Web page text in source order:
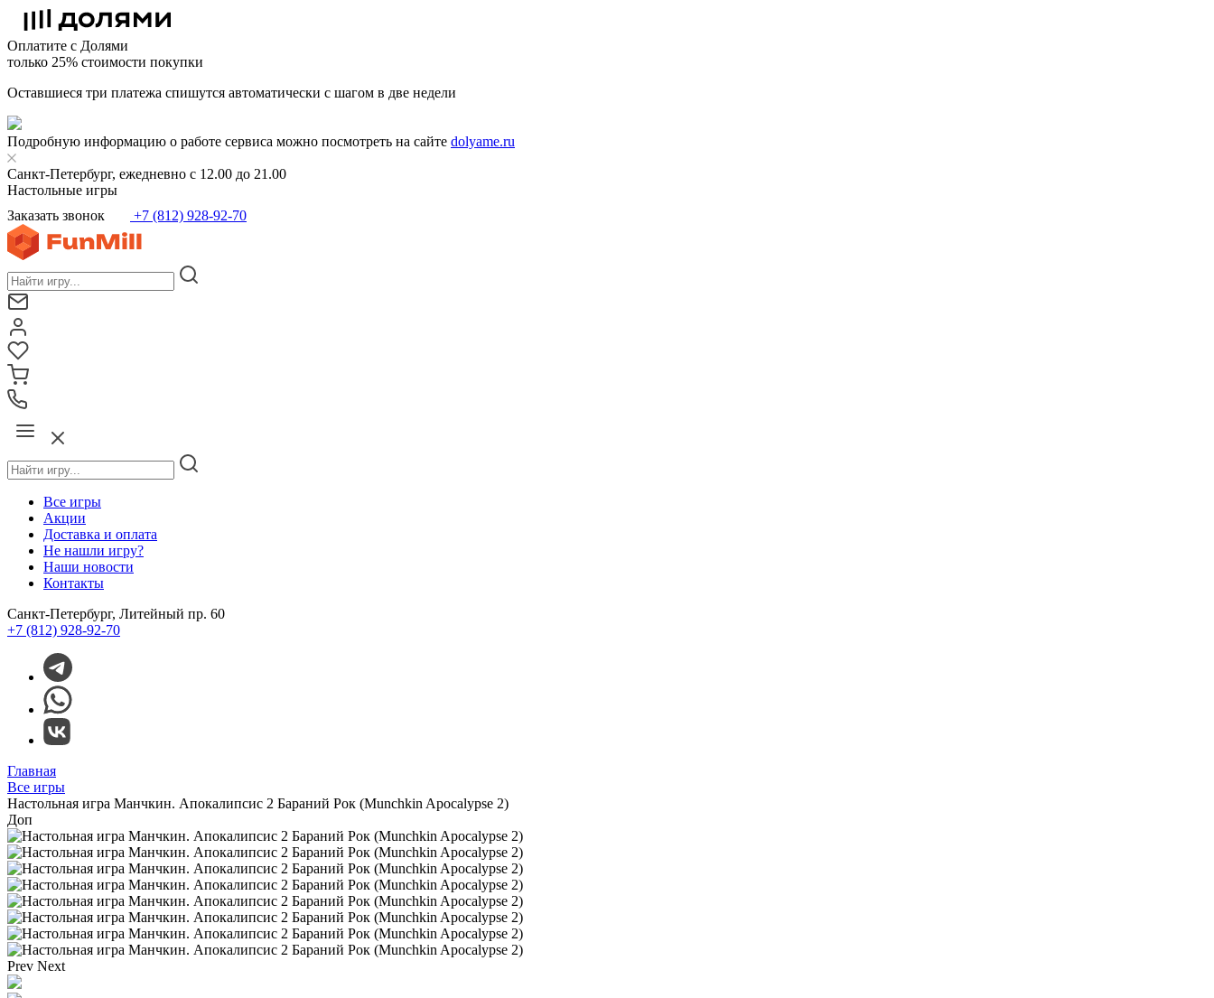
Оплатите с Долями
только 25% стоимости покупки
Оставшиеся три платежа спишутся автоматически с шагом в две недели
Подробную информацию о работе сервиса можно посмотреть на сайте dolyame.ru
Санкт-Петербург, ежедневно с 12.00 до 21.00
Настольные игры
Заказать звонок
+7 (812) 928-92-70
Все игры
Акции
Доставка и оплата
Не нашли игру?
Наши новости
Контакты
Санкт-Петербург, Литейный пр. 60
+7 (812) 928-92-70
Главная
Все игры
Настольная игра Манчкин. Апокалипсис 2 Бараний Рок (Munchkin Apocalypse 2)
Доп
Prev Next